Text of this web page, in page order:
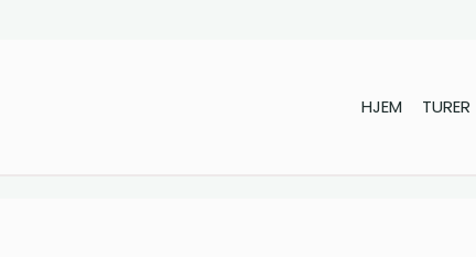
HJEM TURER